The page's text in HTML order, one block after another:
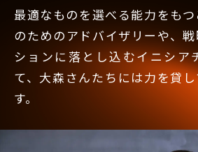
最適なものを選べる能力をも
のためのアドバイザリーや、
ションに落とし込むイニシア
て、大森さんたちには力を貸
す。